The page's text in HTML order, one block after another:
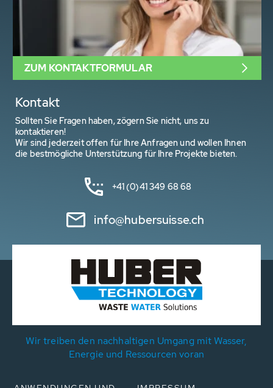
Kontakt
Sollten Sie Fragen haben, zögern Sie nicht, uns zu
kontaktieren!
Wir sind jederzeit offen für Ihre Anfragen und wollen Ihnen
die bestmögliche Unterstützung für Ihre Projekte bieten.
+41 (0)41 349 68 68
info@hubersuisse.ch
ZUM KONTAKTFORMULAR
Wir treiben den nachhaltigen Umgang mit Wasser,
Energie und Ressourcen voran